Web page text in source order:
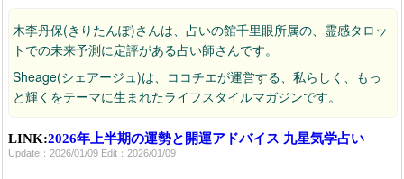
木李丹保(きりたんぽ)さんは、占いの館千里眼所属の、霊感タロッ
トでの未来予測に定評がある占い師さんです。
Sheage(シェアージュ)は、ココチエが運営する、私らしく、もっ
と輝くをテーマに生まれたライフスタイルマガジンです。
LINK:2026年上半期の運勢と開運アドバイス 九星気学占い
Update：2026/01/09 Edit：2026/01/09